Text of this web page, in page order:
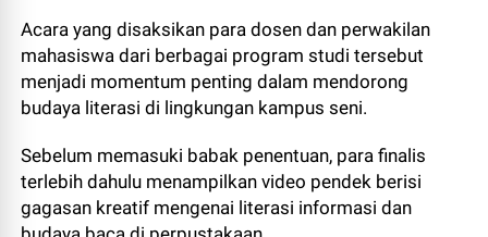
Acara yang disaksikan para dosen dan perwakilan
mahasiswa dari berbagai program studi tersebut
menjadi momentum penting dalam mendorong
budaya literasi di lingkungan kampus seni.
Sebelum memasuki babak penentuan, para finalis
terlebih dahulu menampilkan video pendek berisi
gagasan kreatif mengenai literasi informasi dan